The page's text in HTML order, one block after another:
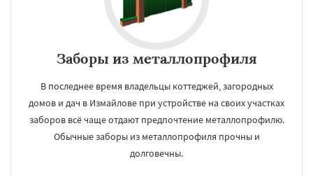
Заборы из металлопрофиля
В последнее время владельцы коттеджей, загородных
домов и дач в Измайлове при устройстве на своих участках
заборов всё чаще отдают предпочтение металлопрофилю.
Обычные заборы из металлопрофиля прочны и
долговечны.